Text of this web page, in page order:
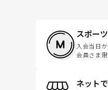
スポー
入会当日
会員さま
ネット